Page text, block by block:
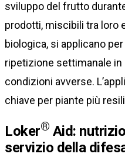
sviluppo del frutto
prodotti, miscibili tra loro
biologica, si applicano
ripetizione settimanale in
condizioni avverse.
chiave per piante più
Loker® Aid:
servizio della